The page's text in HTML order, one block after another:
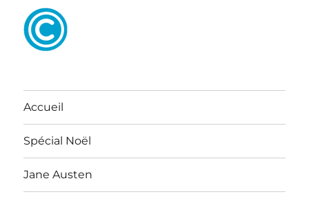
Accueil
Spécial Noël
Jane Austen